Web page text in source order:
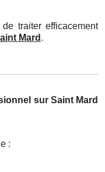
traiter efficacement
Mard .
sur Saint Mard
: